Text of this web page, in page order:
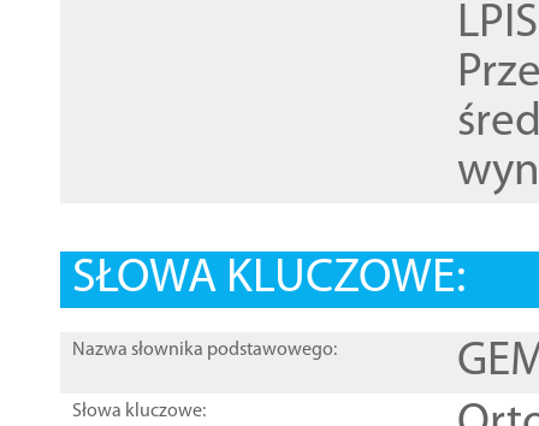
SŁOWA KLUCZOWE:
Nazwa słownika podstawowego:
Słowa kluczowe: